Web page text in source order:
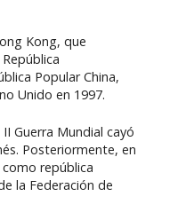
Kong, que
Popular China,
Unido en 1997.
Guerra Mundial cayó
Posteriormente, en
república
la Federación de